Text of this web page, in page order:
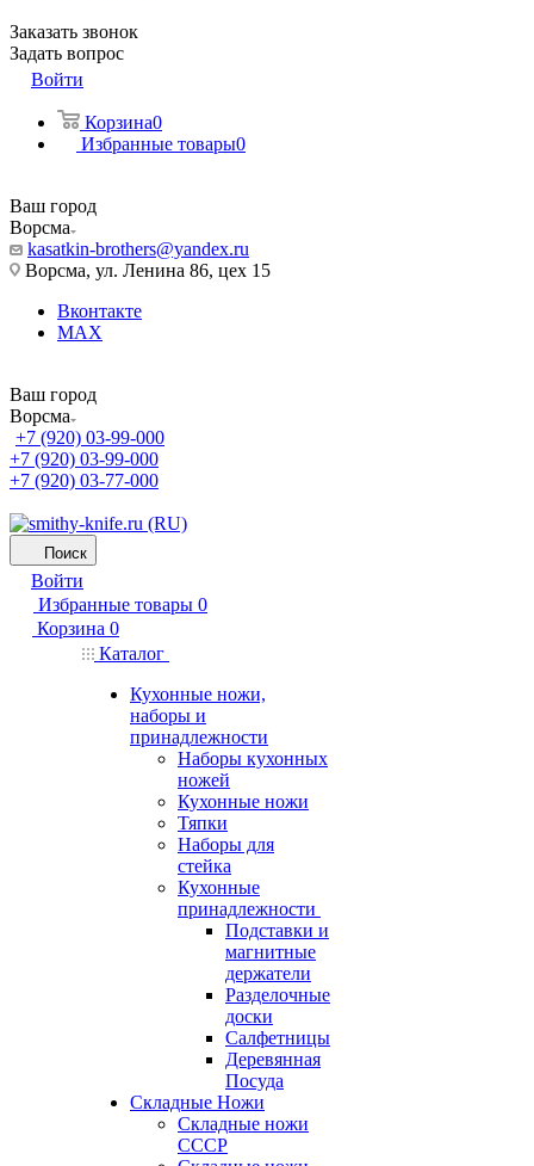
Заказать звонок
Задать вопрос
Войти
Корзина0
Избранные товары0
Ваш город
Ворсма
kasatkin-brothers@yandex.ru
Ворсма, ул. Ленина 86, цех 15
Вконтакте
MAX
Ваш город
Ворсма
+7 (920) 03-99-000
+7 (920) 03-99-000
+7 (920) 03-77-000
Поиск
Войти
Избранные товары 0
Корзина 0
Каталог
Кухонные ножи,
наборы и
принадлежности
Наборы кухонных
ножей
Кухонные ножи
Тяпки
Наборы для
стейка
Кухонные
принадлежности
Подставки и
магнитные
держатели
Разделочные
доски
Салфетницы
Деревянная
Посуда
Складные Ножи
Cкладные ножи
СССР